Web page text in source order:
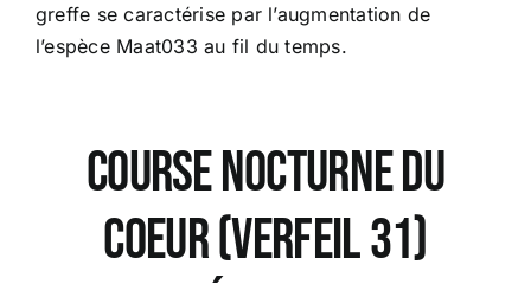
greffe se caractérise par l’augmentation de
l’espèce Maat033 au fil du temps.
Course Nocturne du
coeur (VERFEIL 31)